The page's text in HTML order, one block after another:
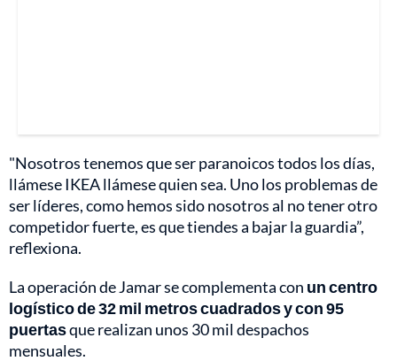
"Nosotros tenemos que ser paranoicos todos los días,
llámese IKEA llámese quien sea. Uno los problemas de
ser líderes, como hemos sido nosotros al no tener otro
competidor fuerte, es que tiendes a bajar la guardia”,
reflexiona.
La operación de Jamar se complementa con un centro
logístico de 32 mil metros cuadrados y con 95
puertasque realizan unos 30 mil despachos
mensuales.